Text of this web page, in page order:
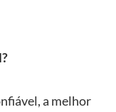
a melhor